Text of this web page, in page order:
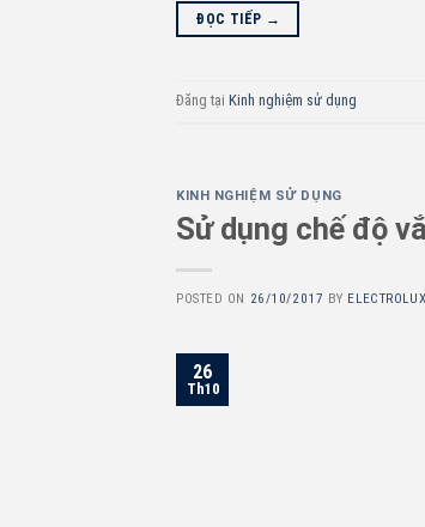
ĐỌC TIẾP →
Đăng tại Kinh nghiệm sử dụng
KINH NGHIỆM SỬ DỤNG
Sử dụng chế độ
POSTED ON 26/10/2017 BY
26
Th10